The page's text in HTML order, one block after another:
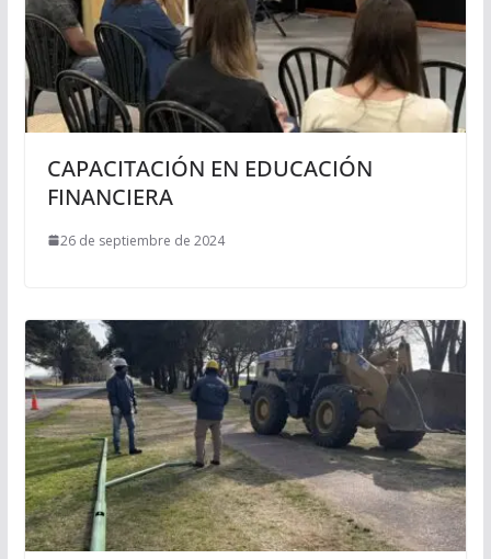
CAPACITACIÓN EN EDUCACIÓN
FINANCIERA
26 de septiembre de 2024